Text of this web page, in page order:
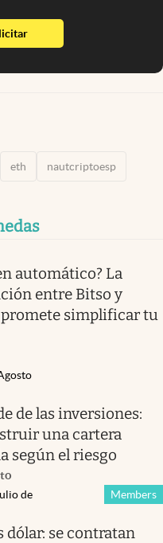
abre en nueva pestaña
eth nautcriptoesp
automático? La
entre Bitso y
promete simplificar tu
de las inversiones:
una cartera
según el riesgo
Members
de
dólar: se contratan